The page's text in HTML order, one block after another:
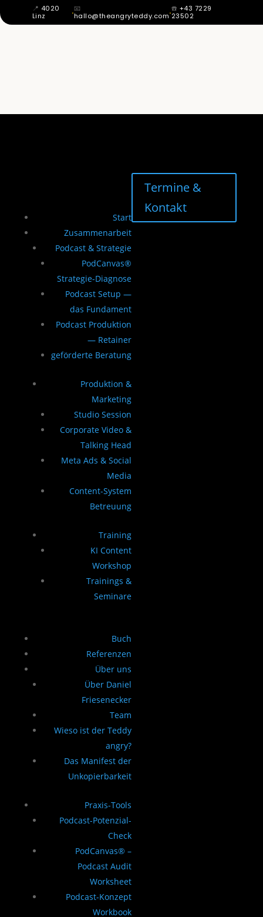
📍 4020
Linz
·📧
hallo@theangryteddy.com·☎️ +43 7229
23502
Start
Zusammenarbeit
Podcast & Strategie
PodCanvas®
Strategie-Diagnose
Podcast Setup —
das Fundament
Podcast Produktion
— Retainer
geförderte Beratung
Produktion &
Marketing
Studio Session
Corporate Video &
Talking Head
Meta Ads & Social
Media
Content-System
Betreuung
Training
KI Content
Workshop
Trainings &
Seminare
Buch
Referenzen
Über uns
Über Daniel
Friesenecker
Team
Wieso ist der Teddy
angry?
Das Manifest der
Unkopierbarkeit
Praxis-Tools
Podcast-Potenzial-
Check
PodCanvas® –
Podcast Audit
Worksheet
Podcast-Konzept
Workbook
Termine &
Kontakt